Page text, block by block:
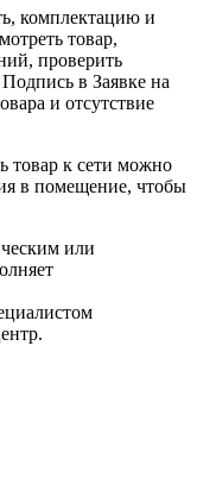
комплектацию и
товар,
проверить
в Заявке на
и отсутствие
товар к сети можно
в помещение, чтобы
или